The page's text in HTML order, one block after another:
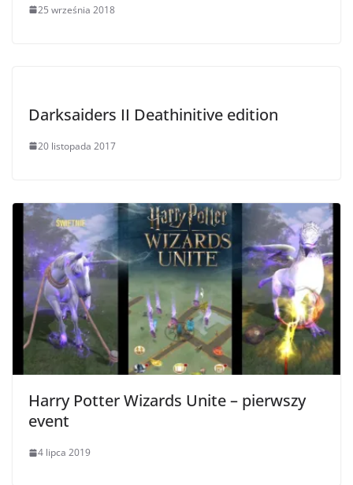
25 września 2018
Darksaiders II Deathinitive edition
20 listopada 2017
Harry Potter Wizards Unite – pierwszy
event
4 lipca 2019